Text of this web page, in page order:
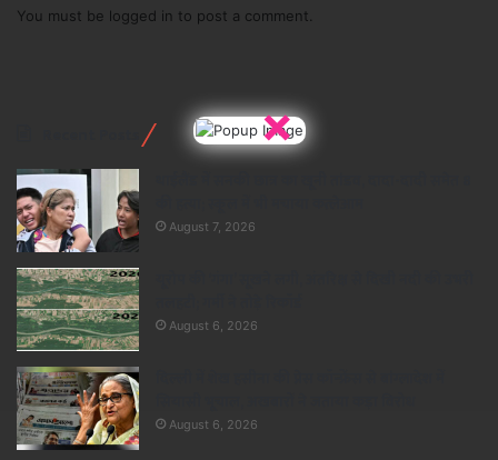
You must be logged in to post a comment.
×
August 7, 2026
August 6, 2026
August 6, 2026